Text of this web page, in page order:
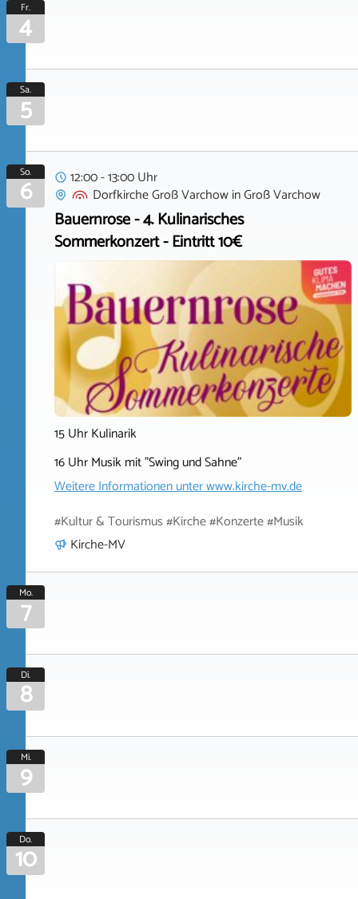
Fr.
4
Sa.
5
So.
6
12:00 - 13:00 Uhr
Dorfkirche Groß VarchowinGroß Varchow
Bauernrose - 4. Kulinarisches
Sommerkonzert - Eintritt 10€
15 Uhr Kulinarik
16 Uhr Musik mit "Swing und Sahne"
Weitere Informationen unterwww.kirche-mv.de
#Kultur & Tourismus #Kirche #Konzerte #Musik
Kirche-MV
Mo.
7
Di.
8
Mi.
9
Do.
10